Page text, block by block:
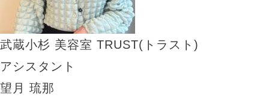
武蔵小杉 美容室 TRUST(トラスト)
アシスタント
望月 琉那